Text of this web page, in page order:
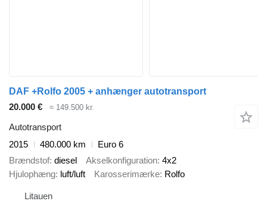
DAF +Rolfo 2005 + anhænger autotransport
20.000 €
≈ 149.500 kr.
Autotransport
2015
480.000 km
Euro 6
Brændstof diesel Akselkonfiguration 4x2
Hjulophæng luft/luft Karosserimærke Rolfo
Litauen